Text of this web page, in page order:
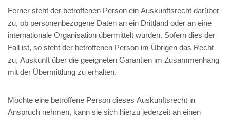
Ferner steht der betroffenen Person ein Auskunftsrecht darüber
zu, ob personenbezogene Daten an ein Drittland oder an eine
internationale Organisation übermittelt wurden. Sofern dies der
Fall ist, so steht der betroffenen Person im Übrigen das Recht
zu, Auskunft über die geeigneten Garantien im Zusammenhang
mit der Übermittlung zu erhalten.
Möchte eine betroffene Person dieses Auskunftsrecht in
Anspruch nehmen, kann sie sich hierzu jederzeit an einen